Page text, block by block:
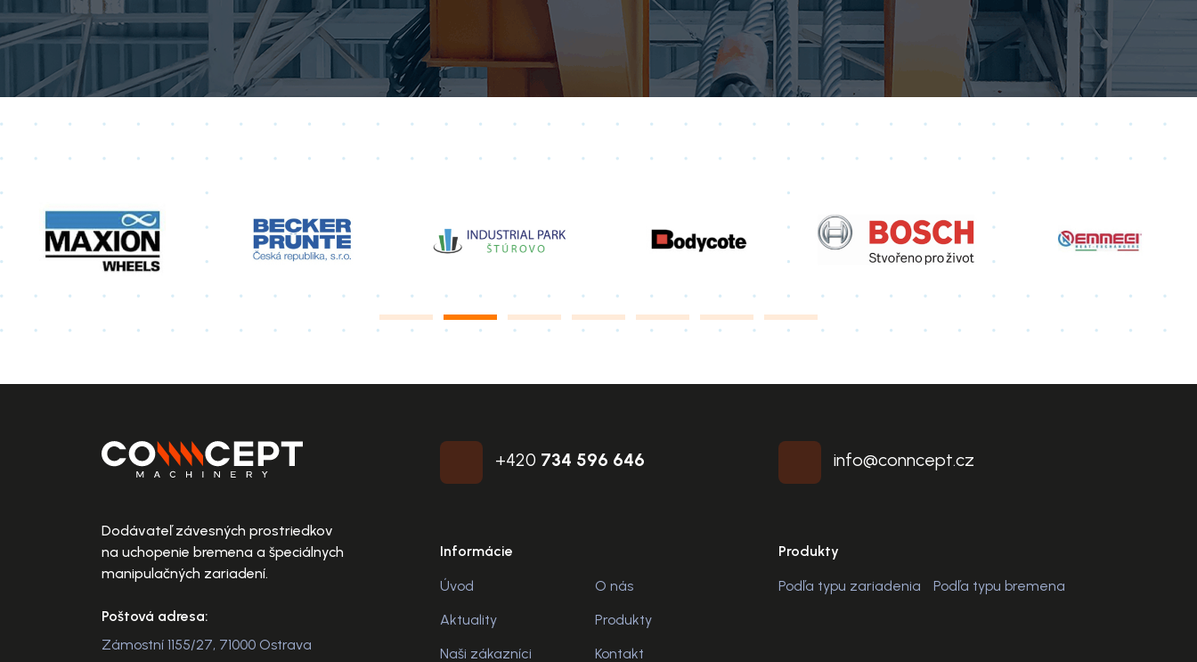
Dodávateľ závesných prostriedkov
na uchopenie bremena a špeciálnych
manipulačných zariadení.
Poštová adresa:
Zámostní 1155/27, 71000 Ostrava
+420 734 596 646
Informácie
Úvod
O nás
Aktuality
Produkty
Naši zákazníci
Kontakt
info@conncept.cz
Produkty
Podľa typu zariadenia Podľa typu bremena